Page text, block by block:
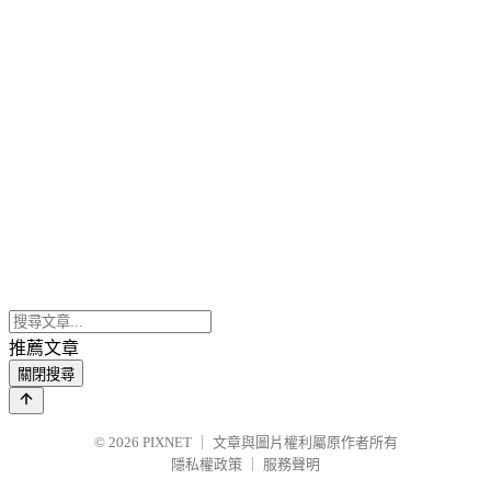
推薦文章
關閉搜尋
© 2026 PIXNET
文章與圖片權利屬原作者所有
隱私權政策
服務聲明